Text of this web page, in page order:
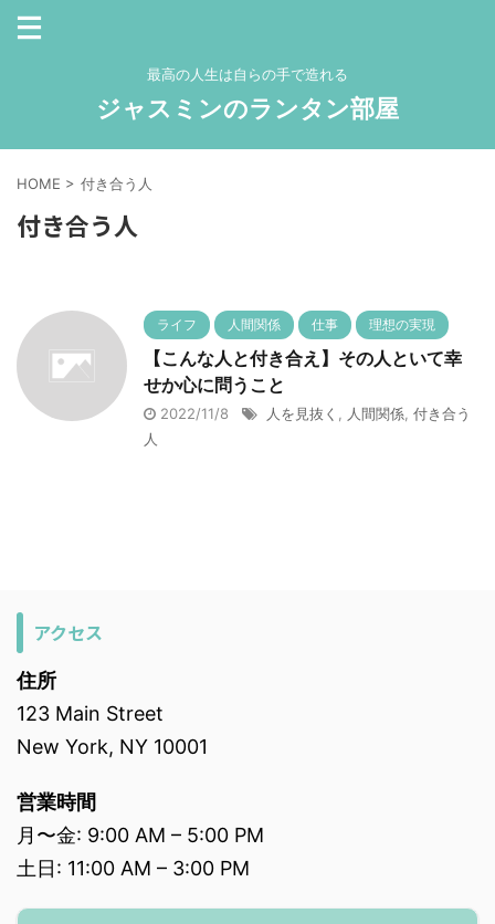
最高の人生は自らの手で造れる
ジャスミンのランタン部屋
HOME > 付き合う人
付き合う人
ライフ 人間関係 仕事 理想の実現
【こんな人と付き合え】その人といて幸
せか心に問うこと
2022/11/8 人を見抜く 人間関係 付き合う
人
アクセス
住所
123 Main Street
New York, NY 10001
営業時間
月〜金: 9:00 AM – 5:00 PM
土日: 11:00 AM – 3:00 PM